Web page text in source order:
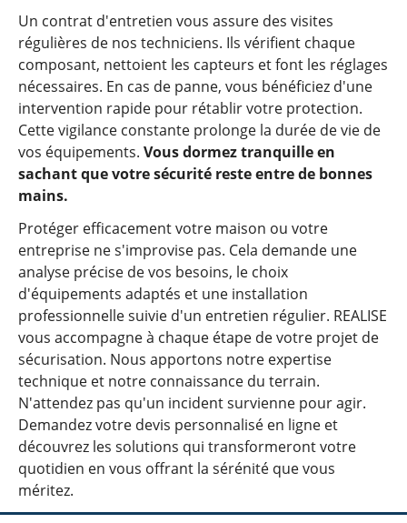
Un contrat d'entretien vous assure des visites
régulières de nos techniciens. Ils vérifient chaque
composant, nettoient les capteurs et font les réglages
nécessaires. En cas de panne, vous bénéficiez d'une
intervention rapide pour rétablir votre protection.
Cette vigilance constante prolonge la durée de vie de
vos équipements. Vous dormez tranquille en
sachant que votre sécurité reste entre de bonnes
mains.
Protéger efficacement votre maison ou votre
entreprise ne s'improvise pas. Cela demande une
analyse précise de vos besoins, le choix
d'équipements adaptés et une installation
professionnelle suivie d'un entretien régulier. REALISE
vous accompagne à chaque étape de votre projet de
sécurisation. Nous apportons notre expertise
technique et notre connaissance du terrain.
N'attendez pas qu'un incident survienne pour agir.
Demandez votre devis personnalisé en ligne et
découvrez les solutions qui transformeront votre
quotidien en vous offrant la sérénité que vous
méritez.